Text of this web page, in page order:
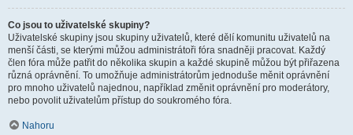
Co jsou to uživatelské skupiny?
Uživatelské skupiny jsou skupiny uživatelů, které dělí komunitu uživatelů na
menší části, se kterými můžou administrátoři fóra snadněji pracovat. Každý
člen fóra může patřit do několika skupin a každé skupině můžou být přiřazena
různá oprávnění. To umožňuje administrátorům jednoduše měnit oprávnění
pro mnoho uživatelů najednou, například změnit oprávnění pro moderátory,
nebo povolit uživatelům přístup do soukromého fóra.
Nahoru